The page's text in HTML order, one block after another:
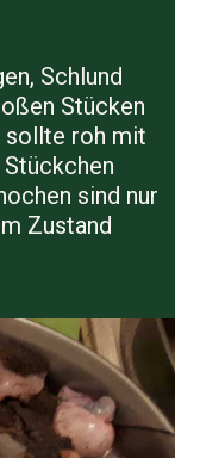
Schlund
Stücken
sollte roh mit
sind nur
Zustand